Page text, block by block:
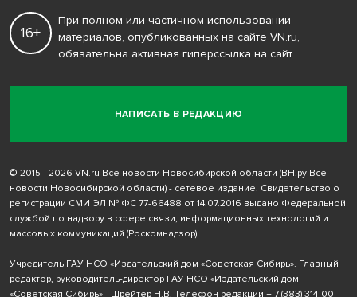
НАПИСАТЬ В РЕДАКЦИЮ
16+
При полном или частичном использовании
материалов, опубликованных на сайте VN.ru,
обязательна активная гиперссылка на сайт
© 2015 - 2026 VN.ru Все новости Новосибирской области (ВН.ру Все
новости Новосибирской области) - сетевое издание. Свидетельство о
регистрации СМИ ЭЛ № ФС 77-66488 от 14.07.2016 выдано Федеральной
службой по надзору в сфере связи, информационных технологий и
массовых коммуникаций (Роскомнадзор)
Учредитель ГАУ НСО «Издательский дом «Советская Сибирь». Главный
редактор, руководитель-директор ГАУ НСО «Издательский дом
«Советская Сибирь» - Шрейтер Н.В. Телефон редакции + 7 (383) 314-00-